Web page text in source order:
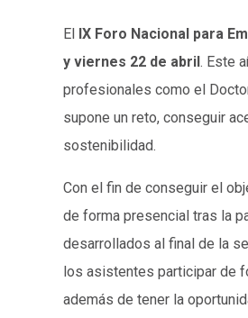
El IX Foro Nacional para
y viernes 22 de abril. Este
profesionales como el
supone un reto, conseguir
sostenibilidad.
Con el fin de conseguir el
de forma presencial tras la
desarrollados al final de la
los asistentes participar de
además de tener la